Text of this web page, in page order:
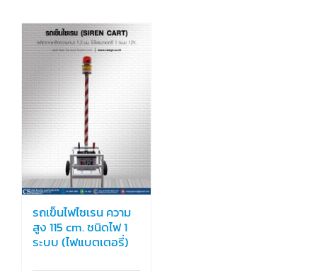
รถเข็นไฟไซเรน ความ
สูง 115 cm. ชนิดไฟ 1
ระบบ (ไฟแบตเตอรี่)